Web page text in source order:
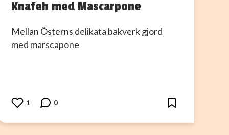
Knafeh med Mascarpone
Mellan Österns delikata bakverk gjord
med marscapone
1 0